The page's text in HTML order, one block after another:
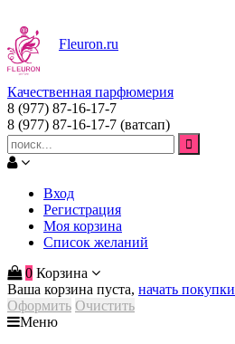
Fleuron.ru
Качественная парфюмерия
8 (977) 87-16-17-7
8 (977) 87-16-17-7 (ватсап)
Вход
Регистрация
Моя корзина
Список желаний
0 Корзина
Ваша корзина пуста, начать покупки
Оформить Очистить
Меню